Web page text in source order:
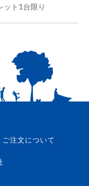
ット1台限り
ご注文について